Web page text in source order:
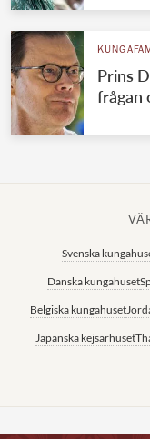
Prins
frågan
Svenska
Danska kungahuset
Belgiska kungahuset
Japanska kejsarhuset